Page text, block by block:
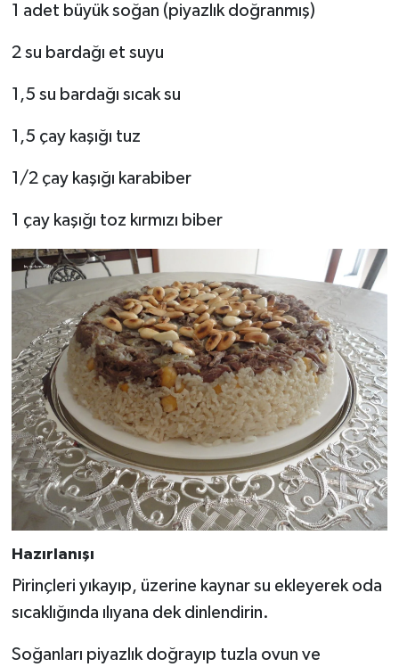
1 adet büyük soğan (piyazlık doğranmış)
2 su bardağı et suyu
1,5 su bardağı sıcak su
1,5 çay kaşığı tuz
1/2 çay kaşığı karabiber
1 çay kaşığı toz kırmızı biber
Hazırlanışı
Pirinçleri yıkayıp, üzerine kaynar su ekleyerek oda
sıcaklığında ılıyana dek dinlendirin.
Soğanları piyazlık doğrayıp tuzla ovun ve